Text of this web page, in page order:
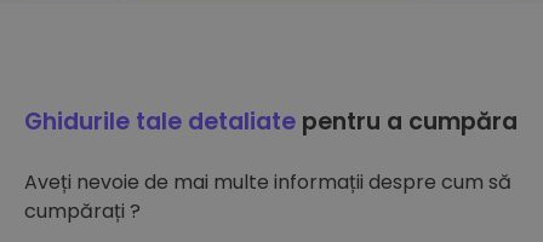
Ghidurile tale detaliate pentru a cumpăra
Aveți nevoie de mai multe informații despre cum să
cumpărați ?